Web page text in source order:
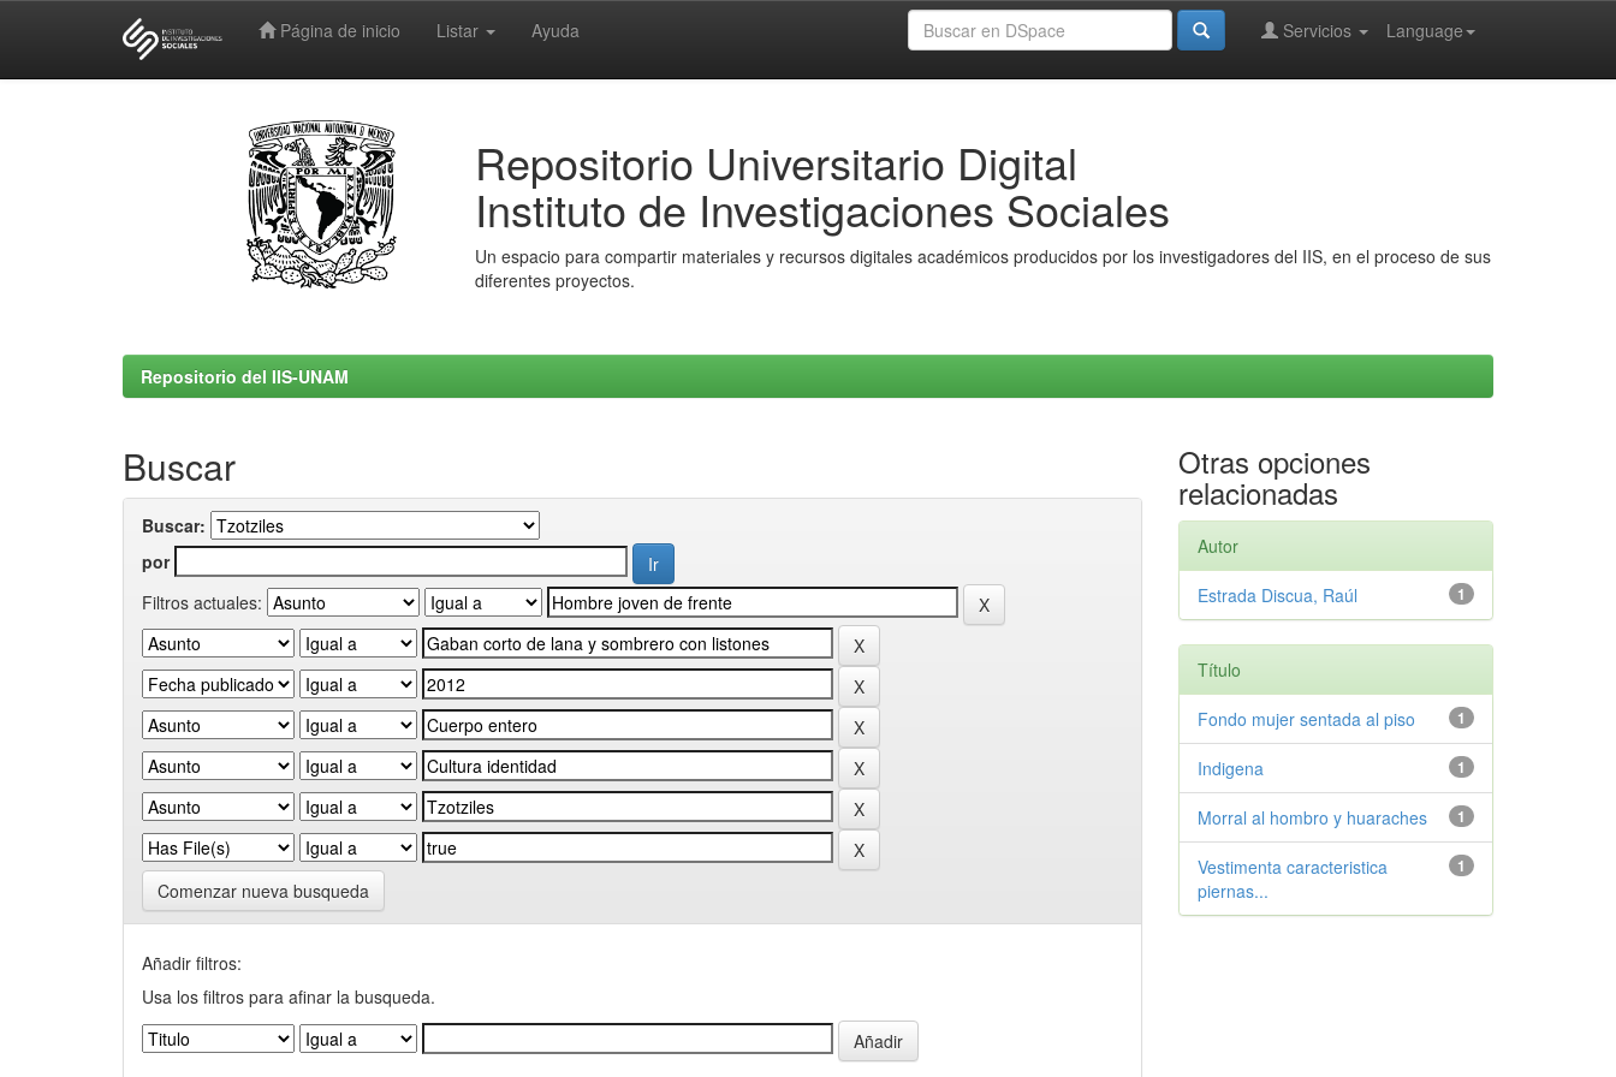
Página de inicio Listar Ayuda Language
Servicios
Repositorio Universitario Digital
Instituto de Investigaciones Sociales
Un espacio para compartir materiales y recursos digitales académicos producidos por los investigadores del IIS, en el proceso de sus
diferentes proyectos.
Repositorio del IIS-UNAM
Buscar
Buscar:
por
Filtros actuales:
Comenzar nueva busqueda
Añadir filtros:
Usa los filtros para afinar la busqueda.
Otras opciones
relacionadas
Autor
1
Estrada Discua, Raúl
Título
1
Fondo mujer sentada al piso
1
Indigena
1
Morral al hombro y huaraches
1
Vestimenta caracteristica
piernas...